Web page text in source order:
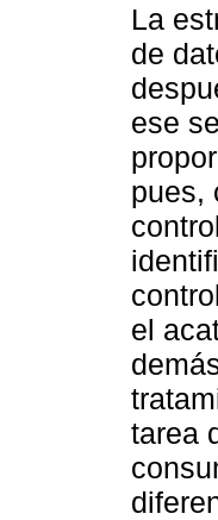
La
de
ese
pues,
el
tarea